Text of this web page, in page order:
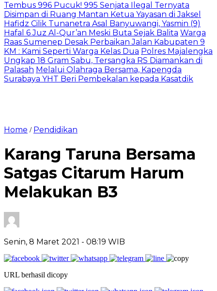
Tembus 996 Pucuk! 995 Senjata Ilegal Ternyata
Disimpan di Ruang Mantan Ketua Yayasan di Jaksel
Hafidz Cilik Tunanetra Asal Banyuwangi, Yasmin (9)
Hafal 6 Juz Al-Qur’an Meski Buta Sejak Balita Warga
Raas Sumenep Desak Perbaikan Jalan Kabupaten 9
KM : Kami Seperti Warga Kelas Dua Polres Majalengka
Ungkap 18 Gram Sabu, Tersangka RS Diamankan di
Palasah Melalui Olahraga Bersama, Kapengda
Surabaya YHT Beri Pembekalan kepada Kasatdik
Home / Pendidikan
Karang Taruna Bersama
Satgas Citarum Harum
Melakukan B3
Senin, 8 Maret 2021 - 08:19 WIB
URL berhasil dicopy